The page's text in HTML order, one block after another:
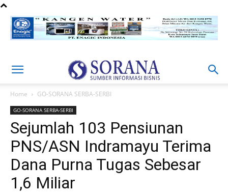
Home GO-SORANA SERBA-SERBI
GO-SORANA SERBA-SERBI
Sejumlah 103 Pensiunan
PNS/ASN Indramayu Terima
Dana Purna Tugas Sebesar
1,6 Miliar